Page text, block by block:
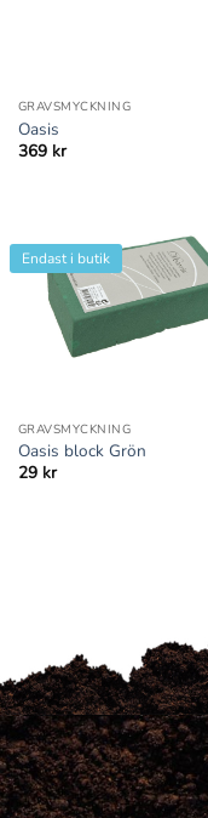
GRAVSMYCKNING
Oasis
369 kr
Endast i butik
GRAVSMYCKNING
Oasis block Grön
29 kr